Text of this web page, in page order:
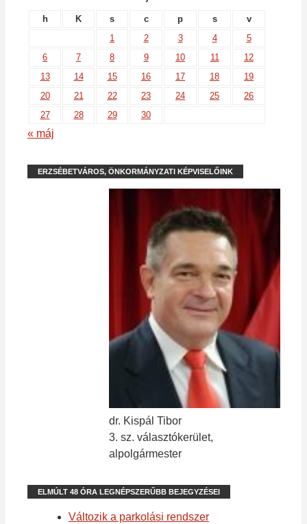
h K s c p s
v
1
2 3 4
5
6
7 8 9 10 11
12
13
14 15 16 17 18
19
20
21 22 23 24 25
26
27
28 29 30
« máj
ERZSÉBETVÁROS, ÖNKORMÁNYZATI KÉPVISELŐINK
dr. Kispál Tibor
3. sz. választókerület,
alpolgármester
ELMÚLT 48 ÓRA LEGNÉPSZERŰBB BEJEGYZÉSEI
Változik a parkolási rendszer